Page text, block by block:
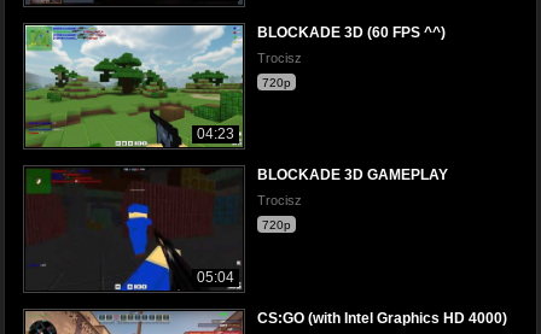
04:23
BLOCKADE 3D (60 FPS ^^)
Trocisz
720p
05:04
BLOCKADE 3D GAMEPLAY
Trocisz
720p
CS:GO (with Intel Graphics HD 4000)